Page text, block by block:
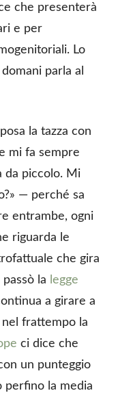
che presenterà
e per
Lo
parla al
la tazza con
mi fa sempre
da piccolo. Mi
— perché sa
entrambe, ogni
riguarda le
che gira
la legge
a girare a
frattempo la
ci dice che
un punteggio
la media